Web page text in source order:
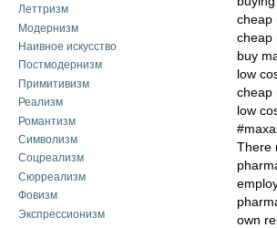
Леттризм
Модернизм
Наивное искусство
Постмодернизм
Примитивизм
Реализм
Романтизм
Символизм
Соцреализм
Сюрреализм
Фовизм
Экспрессионизм
cheap
cheap
buy
low
cheap
low
There
own